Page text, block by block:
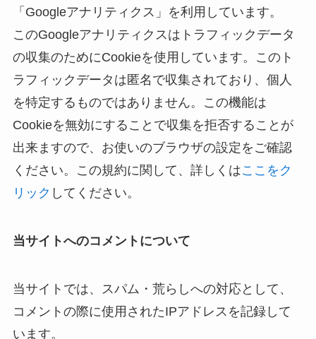
「Googleアナリティクス」を利用しています。
このGoogleアナリティクスはトラフィックデータ
の収集のためにCookieを使用しています。このト
ラフィックデータは匿名で収集されており、個人
を特定するものではありません。この機能は
Cookieを無効にすることで収集を拒否することが
出来ますので、お使いのブラウザの設定をご確認
ください。この規約に関して、詳しくはここをク
リック してください。
当サイトへのコメントについて
当サイトでは、スパム・荒らしへの対応として、
コメントの際に使用されたIPアドレスを記録して
います。